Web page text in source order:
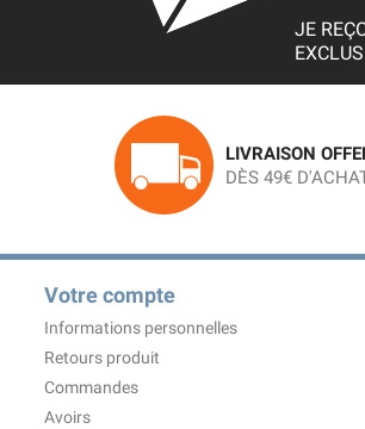
JE
LIVRAISON
DÈS 49€
Votre compte
Informations personnelles
Retours produit
Commandes
Avoirs